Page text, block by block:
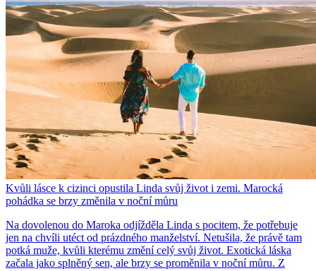
Kvůli lásce k cizinci opustila Linda svůj život i zemi. Marocká
pohádka se brzy změnila v noční můru
Na dovolenou do Maroka odjížděla Linda s pocitem, že potřebuje
jen na chvíli utéct od prázdného manželství. Netušila, že právě tam
potká muže, kvůli kterému změní celý svůj život. Exotická láska
začala jako splněný sen, ale brzy se proměnila v noční můru. Z